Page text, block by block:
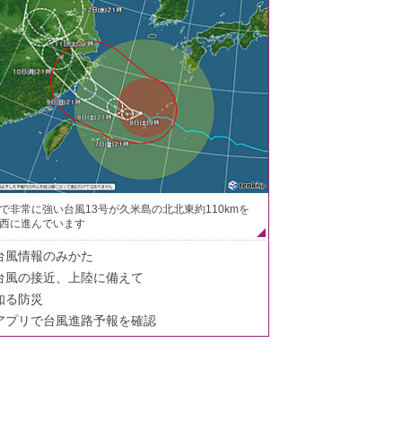
非常に強い台風13号が久米島の北北東約110kmを
に進んでいます
風情報のみかた
風の接近、上陸に備えて
る防災
プリで台風進路予報を確認